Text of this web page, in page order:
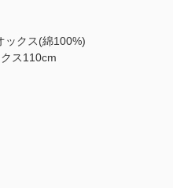
クス(綿100%)
ス110cm